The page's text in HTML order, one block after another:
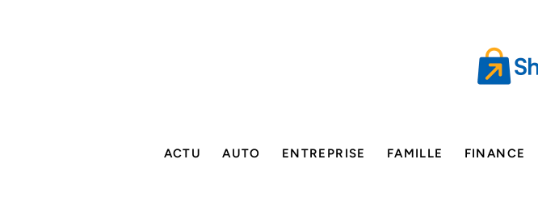
ACTU AUTO ENTREPRISE FAMILLE FINANCE